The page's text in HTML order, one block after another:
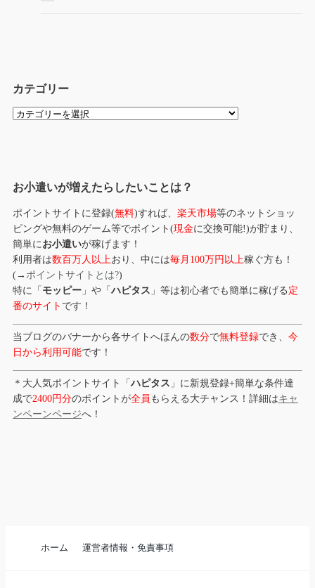
カテゴリー
カ
お小遣いが増えたらしたいことは？
ポイントサイトに登録(無料)すれば、 楽天市場等のネットショッ
ピングや無料のゲーム等でポイント(現金に交換可能!)が貯まり、
簡単にお小遣いが稼げます！
利用者は数百万人以上おり、中には毎月100万円以上稼ぐ方も！
(→ ポイントサイトとは?)
特に「 モッピー 」や「ハピタス 」等は初心者でも簡単に稼げる 定
番のサイト です！
当ブログのバナーから各サイトへほんの数分で無料登録でき、 今
日から利用可能です！
＊大人気ポイントサイト「ハピタス 」に新規登録+簡単な条件達
成で2400円分のポイントが全員 もらえる大チャンス！詳細はキャ
ンペーンページへ！
ホーム 運営者情報・免責事項